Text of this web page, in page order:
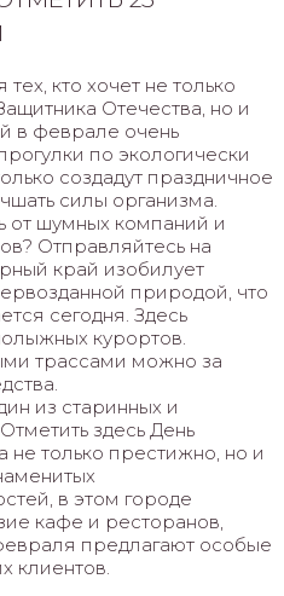
кто хочет не только
Отечества, но и
в феврале очень
по экологически
создадут праздничное
силы организма.
от шумных компаний и
Отправляйтесь на
край изобилует
природой, что
сегодня. Здесь
курортов.
трассами можно за
из старинных и
здесь День
не только престижно, но и
в этом городе
кафе и ресторанов,
предлагают особые
клиентов.